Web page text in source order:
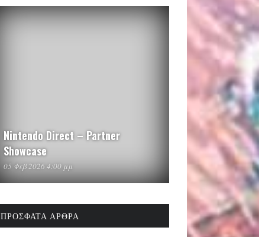
Nintendo Direct – Partner
Showcase
05 Φεβ 2026 4:00 μμ
ΠΡΌΣΦΑΤΑ ΆΡΘΡΑ